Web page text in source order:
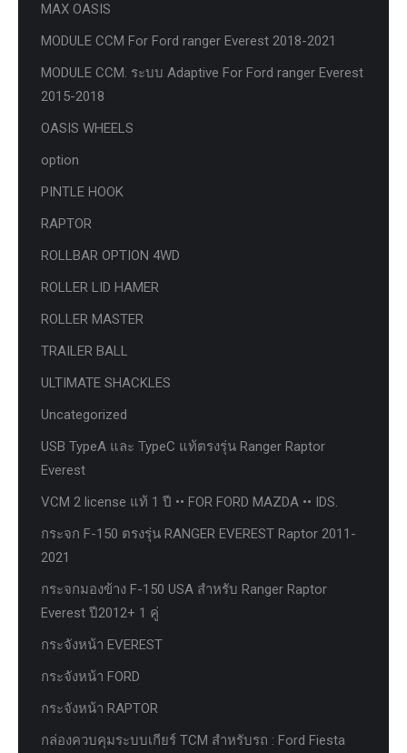
MAX OASIS
MODULE CCM For Ford ranger Everest 2018-2021
MODULE CCM. ระบบ Adaptive For Ford ranger Everest
2015-2018
OASIS WHEELS
option
PINTLE HOOK
RAPTOR
ROLLBAR OPTION 4WD
ROLLER LID HAMER
ROLLER MASTER
TRAILER BALL
ULTIMATE SHACKLES
Uncategorized
USB TypeA และ TypeC แท้ตรงรุ่น Ranger Raptor
Everest
VCM 2 license แท้ 1 ปี •• FOR FORD MAZDA •• IDS.
กระจก F-150 ตรงรุ่น RANGER EVEREST Raptor 2011-
2021
กระจกมองข้าง F-150 USA สำหรับ Ranger Raptor
Everest ปี2012+ 1 คู่
กระจังหน้า EVEREST
กระจังหน้า FORD
กระจังหน้า RAPTOR
กล่องควบคุมระบบเกียร์ TCM สำหรับรถ : Ford Fiesta